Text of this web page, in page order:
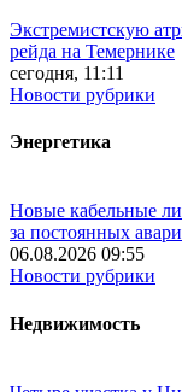
Экстремистскую
рейда на Темернике
сегодня, 11:11
Новости рубрики
Энергетика
Новые кабельные
за постоянных
06.08.2026 09:55
Новости рубрики
Недвижимость